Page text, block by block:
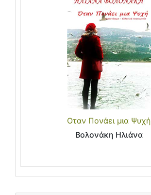
Οταν Πονάει μια Ψυχή
Βολονάκη Ηλιάνα